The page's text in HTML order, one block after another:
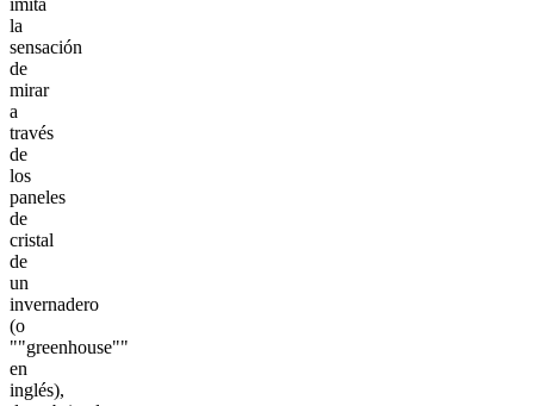
la
sensación
de
mirar
a
través
de
los
paneles
de
cristal
de
un
invernadero
(o
""greenhouse""
en
inglés),